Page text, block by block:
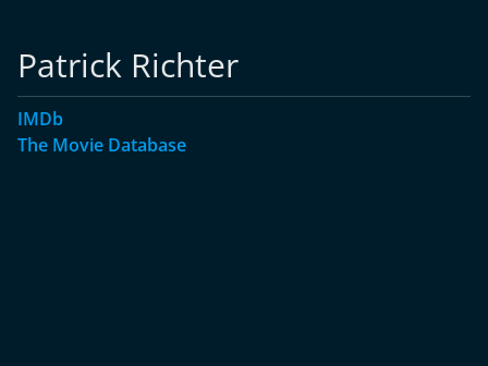
Patrick Richter
IMDb
The Movie Database